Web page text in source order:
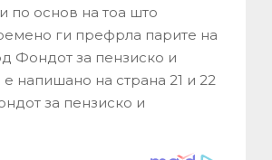
по основ на тоа што
ги префрла парите на
Фондот за пензиско и
напишано на страна 21 и 22
за пензиско и